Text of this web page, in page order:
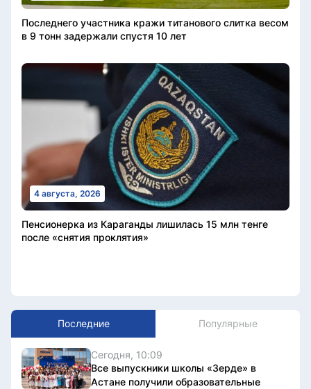
Последнего участника кражи титанового слитка весом
в 9 тонн задержали спустя 10 лет
4 августа, 2026
Пенсионерка из Караганды лишилась 15 млн тенге
после «снятия проклятия»
Последние Популярные
Сегодня, 10:09
Все выпускники школы «Зерде» в
Астане получили образовательные